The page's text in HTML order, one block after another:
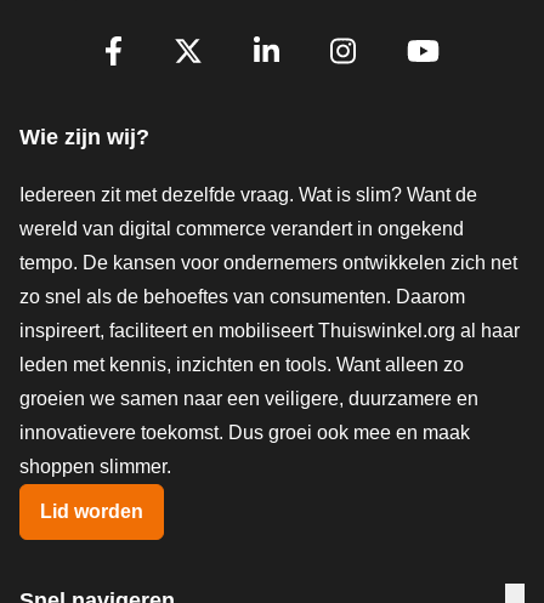
Volg je ons al?
Wie zijn wij?
Iedereen zit met dezelfde vraag. Wat is slim? Want de
wereld van digital commerce verandert in ongekend
tempo. De kansen voor ondernemers ontwikkelen zich net
zo snel als de behoeftes van consumenten. Daarom
inspireert, faciliteert en mobiliseert Thuiswinkel.org al haar
leden met kennis, inzichten en tools. Want alleen zo
groeien we samen naar een veiligere, duurzamere en
innovatievere toekomst. Dus groei ook mee en maak
shoppen slimmer.
Lid worden